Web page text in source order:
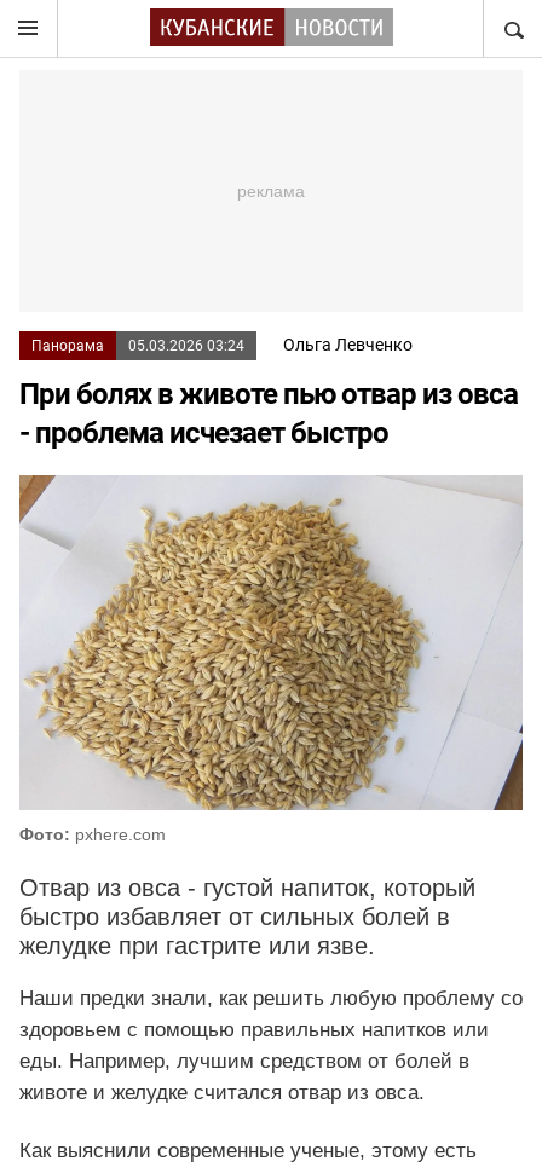
Панорама 05.03.2026 03:24 Ольга Левченко
При болях в животе пью отвар из овса
- проблема исчезает быстро
Фото: pxhere.com
Отвар из овса - густой напиток, который
быстро избавляет от сильных болей в
желудке при гастрите или язве.
Наши предки знали, как решить любую проблему со
здоровьем с помощью правильных напитков или
еды. Например, лучшим средством от болей в
животе и желудке считался отвар из овса.
Как выяснили современные ученые, этому есть